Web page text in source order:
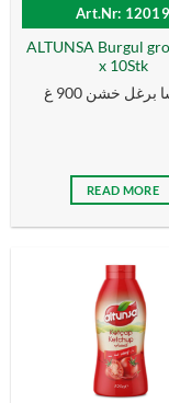
Art.Nr: 12019
ALTUNSA Burgul
x 10Stk
برغل خشن 900 غ
READ MORE